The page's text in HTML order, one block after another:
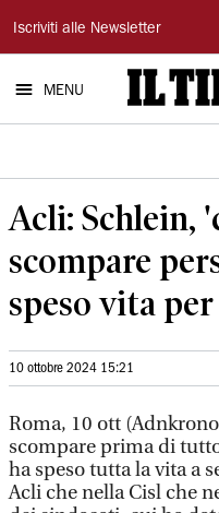
Il
Tirreno
Iscriviti alle Newsletter
MENU
Acli: Schlein,
scompare
speso vita
10 ottobre 2024 15:21
Roma, 10 ott
scompare prima di
ha speso tutta la vita a
Acli che nella Cisl che